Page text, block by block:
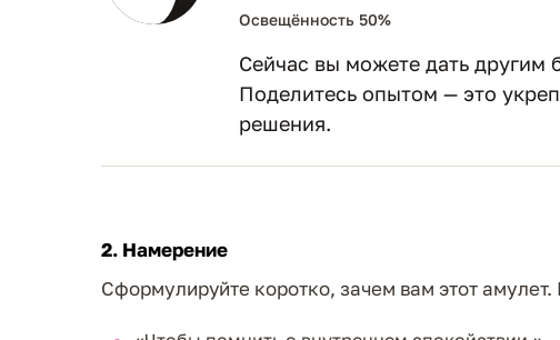
Освещённость 50%
Сейчас вы можете дать другим
Поделитесь опытом — это
решения.
2. Намерение
Сформулируйте коротко, зачем вам этот